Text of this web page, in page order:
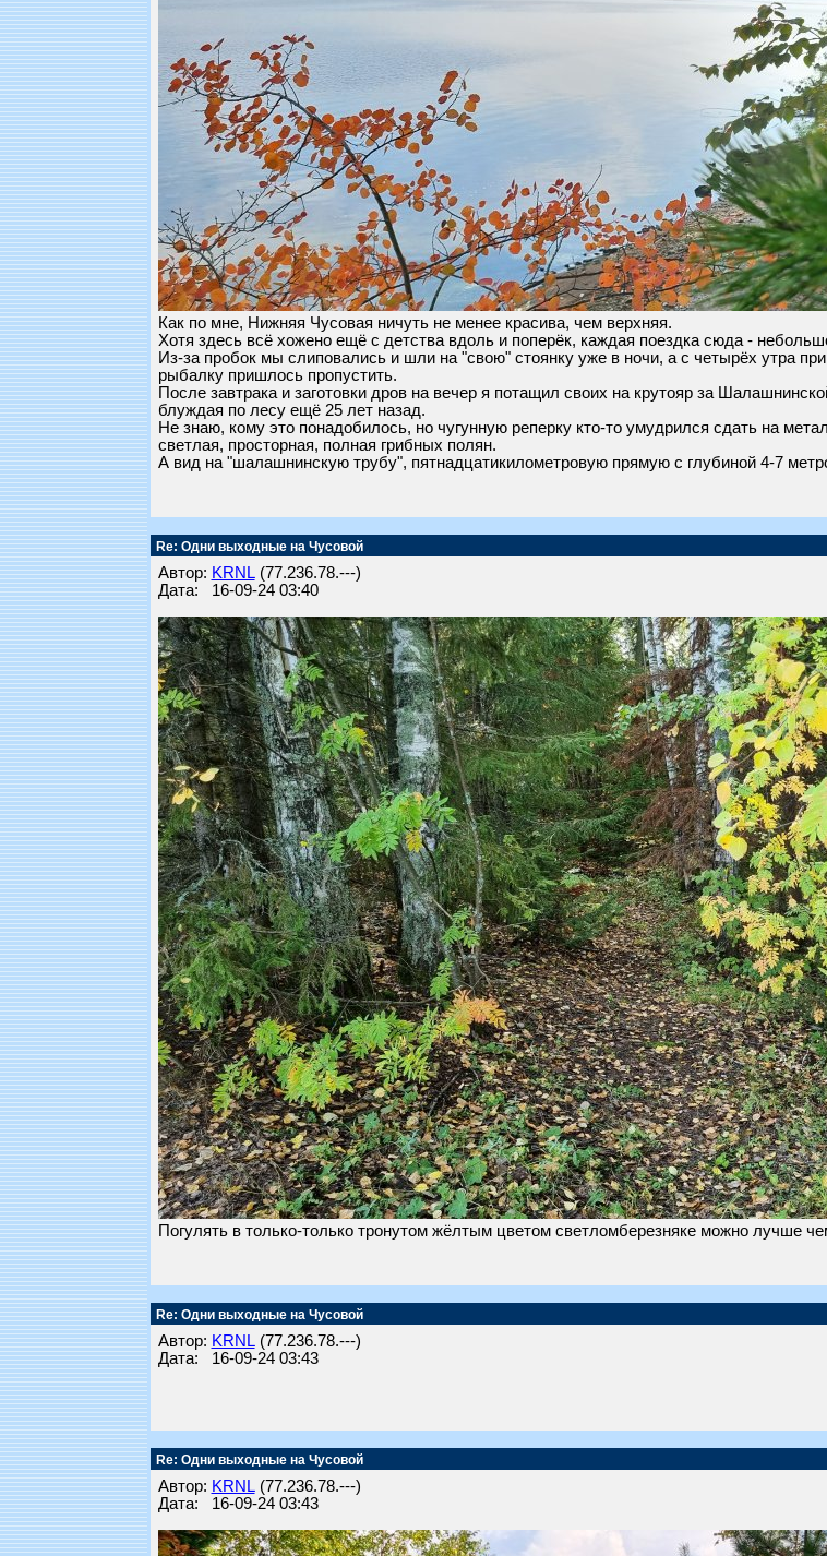
Как по мне, Нижняя Чусовая ничуть не менее красива, чем верхняя.
Хотя здесь всё хожено ещё с детства вдоль и поперёк, каждая поездка сюда -
Из-за пробок мы слиповались и шли на "свою" стоянку уже в ночи, а с четырёх утра
рыбалку пришлось пропустить.
После завтрака и заготовки дров на вечер я потащил своих на крутояр за
блуждая по лесу ещё 25 лет назад.
Не знаю, кому это понадобилось, но чугунную реперку кто-то умудрился сдать на
светлая, просторная, полная грибных полян.
А вид на "шалашнинскую трубу", пятнадцатикилометровую прямую с глубиной 4-7
Re: Одни выходные на Чусовой
Автор: KRNL(77.236.78.---)
Дата: 16-09-24 03:40
Погулять в только-только тронутом жёлтым цветом светломберезняке можно лучше
Re: Одни выходные на Чусовой
Автор: KRNL(77.236.78.---)
Дата: 16-09-24 03:43
Re: Одни выходные на Чусовой
Автор: KRNL(77.236.78.---)
Дата: 16-09-24 03:43